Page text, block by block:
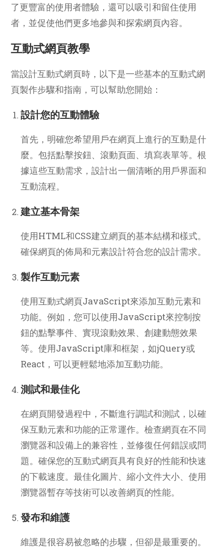
了更豐富的使用者體驗，還可以吸引和留住使用
者，並促使他們更多地參與和探索網頁內容。
互動式網頁教學
當設計互動式網頁時，以下是一些基本的互動式網
頁製作步驟和指南，可以幫助您開始：
設計您的互動體驗
首先，明確您希望用戶在網頁上進行的互動是什
麼。包括點擊按鈕、滾動頁面、填寫表單等。根
據這些互動需求，設計出一個清晰的用戶界面和
互動流程。
建立基本骨架
使用HTML和CSS建立網頁的基本結構和樣式。
確保網頁的佈局和元素設計符合您的設計需求。
製作互動元素
使用互動式網頁JavaScript來添加互動元素和
功能。例如，您可以使用JavaScript來控制按
鈕的點擊事件、實現滾動效果、創建動態效果
等。使用JavaScript庫和框架，如jQuery或
React，可以更輕鬆地添加互動功能。
測試和最佳化
在網頁開發過程中，不斷進行調試和測試，以確
保互動元素和功能的正常運作。檢查網頁在不同
瀏覽器和設備上的兼容性，並修復任何錯誤或問
題。確保您的互動式網頁具有良好的性能和快速
的下載速度。最佳化圖片、縮小文件大小、使用
瀏覽器暫存等技術可以改善網頁的性能。
發布和維護
維護是很容易被忽略的步驟，但卻是最重要的。